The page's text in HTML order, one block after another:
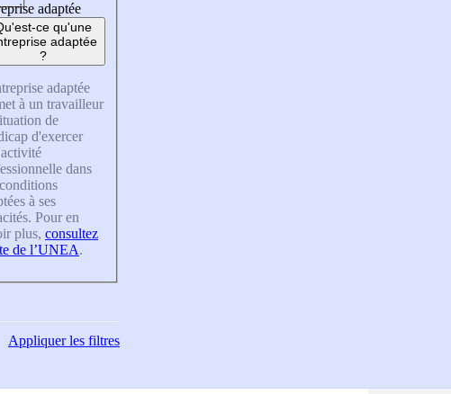
adaptée
ce qu'une
adaptée
?
adaptée
à un travailleur
de
d'exercer
dans
à ses
Pour en
plus, consultez
de l’UNEA.
Appliquerles filtres